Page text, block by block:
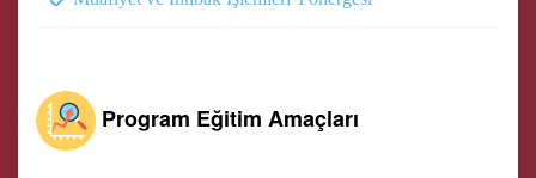
Program Eğitim Amaçları